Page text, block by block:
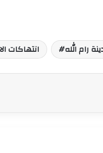
انتهاكات رام الله